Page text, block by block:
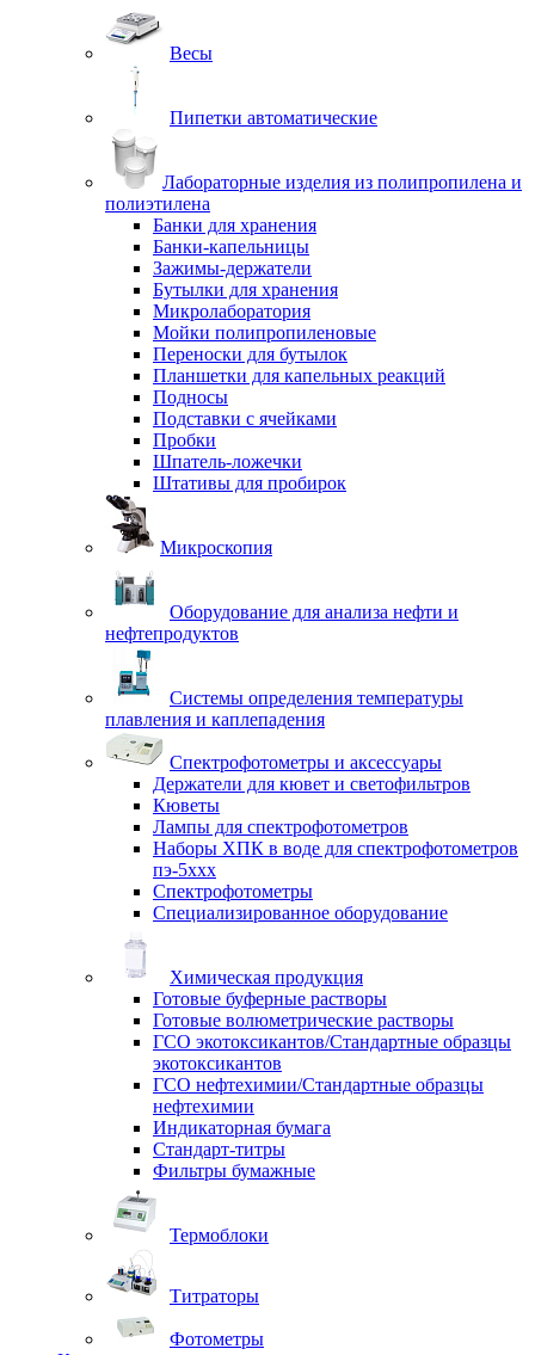
Весы
Пипетки автоматические
Лабораторные изделия из полипропилена и
полиэтилена
Банки для хранения
Банки-капельницы
Зажимы-держатели
Бутылки для хранения
Микролаборатория
Мойки полипропиленовые
Переноски для бутылок
Планшетки для капельных реакций
Подносы
Подставки с ячейками
Пробки
Шпатель-ложечки
Штативы для пробирок
Микроскопия
Оборудование для анализа нефти и
нефтепродуктов
Системы определения температуры
плавления и каплепадения
Спектрофотометры и аксессуары
Держатели для кювет и светофильтров
Кюветы
Лампы для спектрофотометров
Наборы ХПК в воде для спектрофотометров
пэ-5ххх
Спектрофотометры
Специализированное оборудование
Химическая продукция
Готовые буферные растворы
Готовые волюметрические растворы
ГСО экотоксикантов/Стандартные образцы
экотоксикантов
ГСО нефтехимии/Стандартные образцы
нефтехимии
Индикаторная бумага
Стандарт-титры
Фильтры бумажные
Термоблоки
Титраторы
Фотометры